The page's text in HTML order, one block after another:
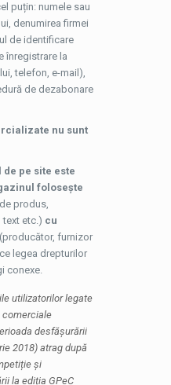
puțin: numele sau
denumirea firmei
de identificare
înregistrare la
telefon, e-mail),
de dezabonare
nu sunt
pe site este
folosește
produs,
text etc.) cu
(producător, furnizor
legea drepturilor
conexe.
utilizatorilor legate
comerciale
desfășurării
2018) atrag după
și
la ediția GPeC